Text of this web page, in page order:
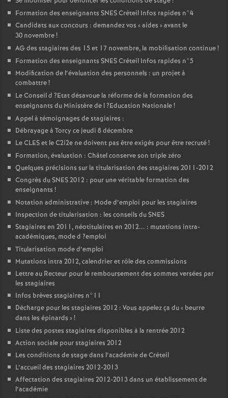
Formation des enseignants SNESCréteil Infos rapides n°4
Candidats aux concours : demandez vos «aides » avant le
30 novembre!
AG des stagiaires des 15 et 17 novembre, la mobilisation continue!
Formation des enseignants SNESCréteil Infos rapides n°5
Modification de l’évaluation des personnels : un projet à
combattre!
Le Conseil d ?Etat désavoue la réforme de la formation des
enseignants du Ministère de l?Education Nationale!
Appel à témoignages de stagiaires :
Débrayage à Torcy ce jeudi 8 décembre
LeCLESet le C2i2e ne doivent pas être exigés pour être recruté!
Formation, évaluation : Châtel conserve son triple zéro
Quelques précisions sur la titularisation des stagiaires 2011-2012
Congrès duSNES2012 : pour une véritable formation des
enseignants !
Notation administrative : Mode d’emploi pour les stagiaires
Inspection de titularisation : les conseils duSNES
Stagiaires en 2011, néotitulaires en 2012... : mutations intra-
académiques, mode d ?emploi
Titularisation mode d’emploi
Mutations intra 2012, calendrier et rôle des commissions
Lettre au Recteur pour le remboursement des sommes versées par
les stagiaires
Infos brèves stagiaires n°11
Décharge pour les stagiaires 2012 : Vous appelez ça du « beurre
dans les épinards »!
Liste des postes stagiaires disponibles à la rentrée 2012
Action sociale pour stagiaires 2012
Les conditions de stage dans l’académie de Créteil
L’accueil des stagiaires 2012-2013
Affectation des stagiaires 2012-2013 dans un établissement de
l’académie